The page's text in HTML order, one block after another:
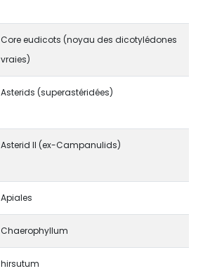
Core eudicots (noyau des dicotylédones
vraies)
Asterids (superastéridées)
Asterid II (ex-Campanulids)
Apiales
Chaerophyllum
hirsutum